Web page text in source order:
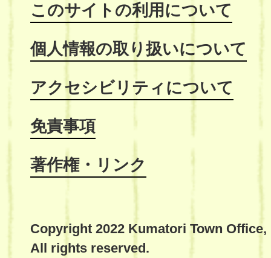
このサイトの利用について
個人情報の取り扱いについて
アクセシビリティについて
免責事項
著作権・リンク
Copyright 2022 Kumatori Town Office,
All rights reserved.